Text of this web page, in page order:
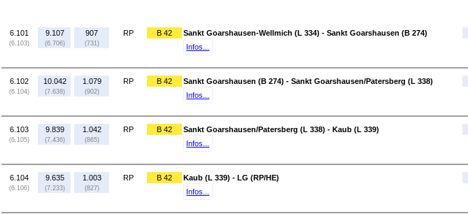
6.101
(6.103)
9.107
(6.706)
907
(731)
RP B 42
Sankt Goarshausen-Wellmich (L 334) - Sankt Goarshausen (B 274)
Infos...
6.102
(6.104)
10.042
(7.638)
1.079
(902)
RP B 42
Sankt Goarshausen (B 274) - Sankt Goarshausen/Patersberg (L 338)
Infos...
6.103
(6.105)
9.839
(7.436)
1.042
(865)
RP B 42
Sankt Goarshausen/Patersberg (L 338) - Kaub (L 339)
Infos...
6.104
(6.106)
9.635
(7.233)
1.003
(827)
RP B 42
Kaub (L 339) - LG (RP/HE)
Infos...